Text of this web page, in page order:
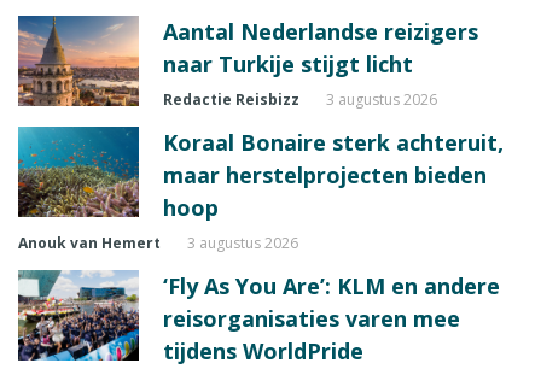
Aantal Nederlandse reizigers
naar Turkije stijgt licht
Redactie Reisbizz 3 augustus 2026
Koraal Bonaire sterk achteruit,
maar herstelprojecten bieden
hoop
Anouk van Hemert 3 augustus 2026
‘Fly As You Are’: KLM en andere
reisorganisaties varen mee
tijdens WorldPride